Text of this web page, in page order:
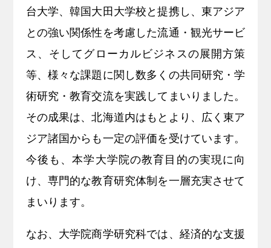
台大学、韓国大田大学校と提携し、東アジア
との強い関係性を考慮した流通・観光サービ
ス、そしてグローカルビジネスの展開方策
等、様々な課題に関し数多くの共同研究・学
術研究・教育交流を実践してまいりました。
その成果は、北海道内はもとより、広く東ア
ジア諸国からも一定の評価を受けています。
今後も、本学大学院の教育目的の実現に向
け、専門的な教育研究体制を一層充実させて
まいります。
なお、大学院商学研究科では、経済的な支援